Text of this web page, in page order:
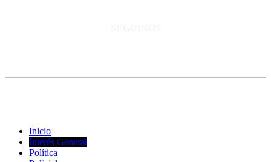
Inicio
Interés General
Política